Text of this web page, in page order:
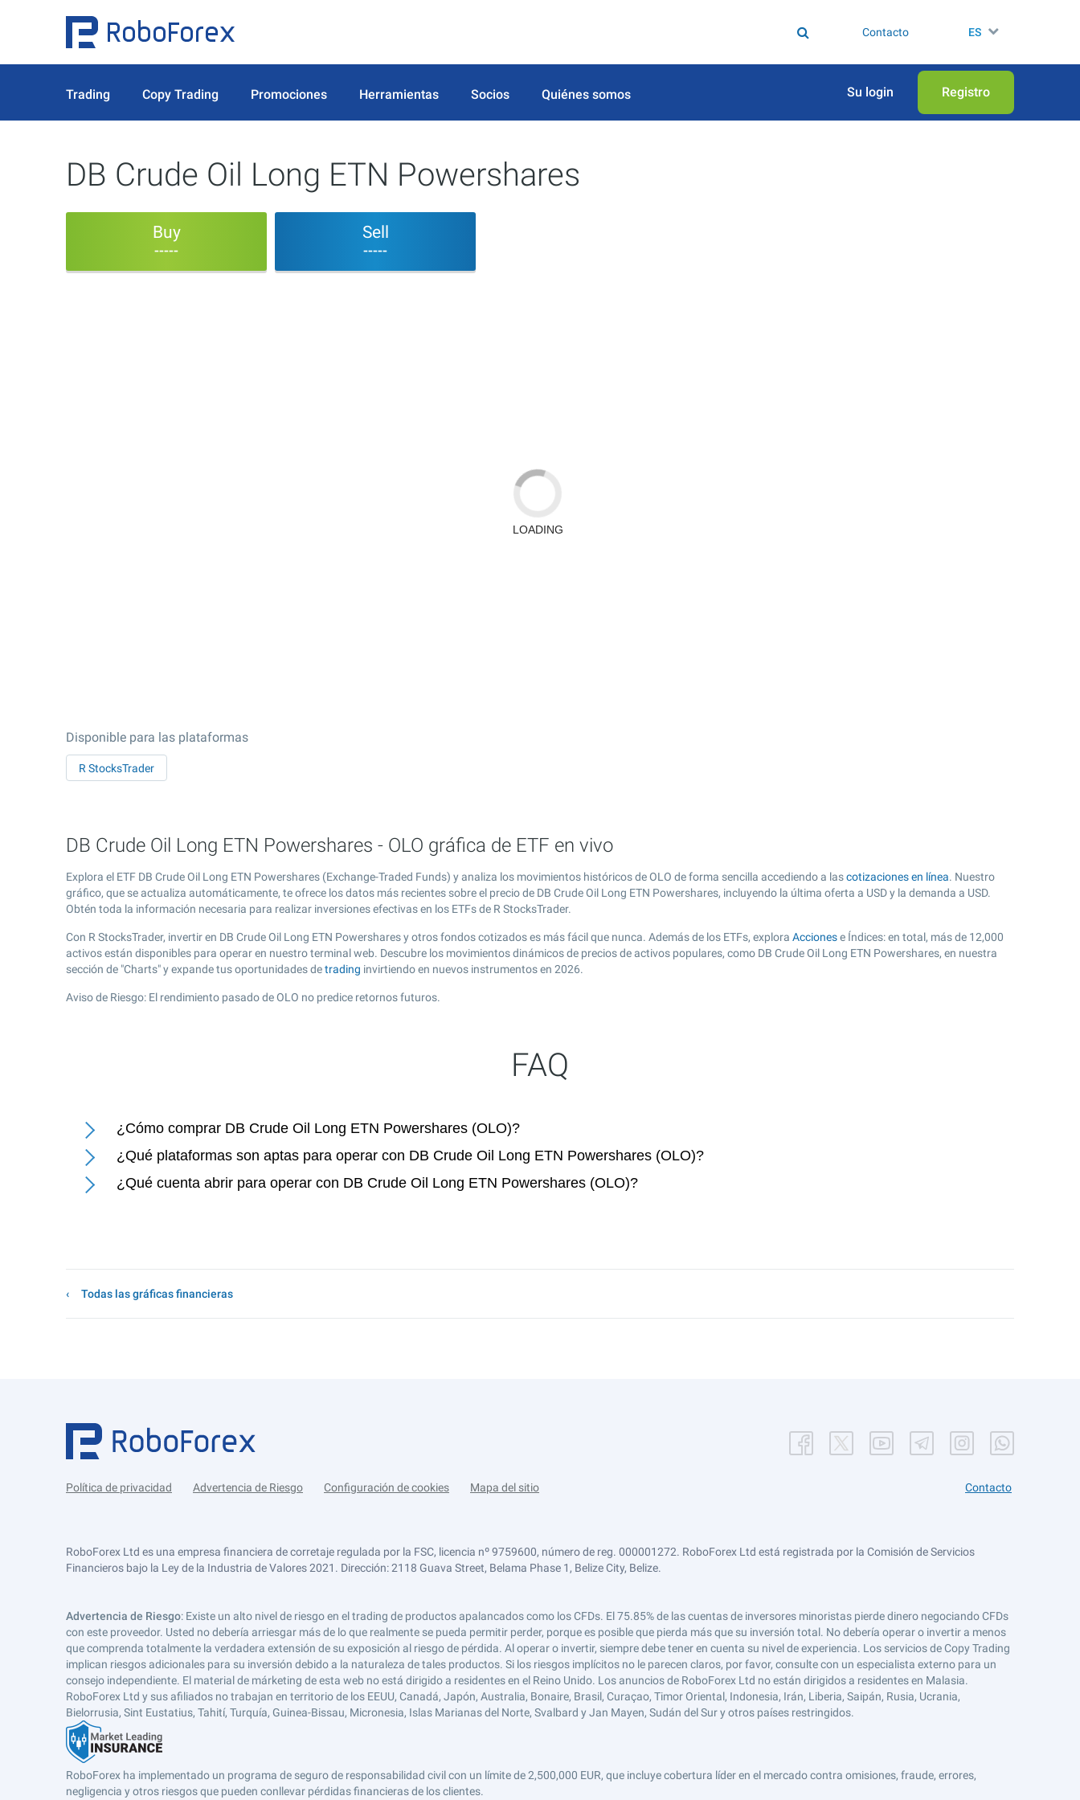
Contacto ES
Trading Copy Trading Promociones Herramientas Socios Quiénes somos Su login Registro
DB Crude Oil Long ETN Powershares
Buy
-----
Sell
-----
Disponible para las plataformas
R StocksTrader
DB Crude Oil Long ETN Powershares - OLO gráfica de ETF en vivo
Explora el ETF DB Crude Oil Long ETN Powershares (Exchange-Traded Funds) y analiza los movimientos históricos de OLO de forma sencilla accediendo a lascotizaciones en línea. Nuestro
gráfico, que se actualiza automáticamente, te ofrece los datos más recientes sobre el precio de DB Crude Oil Long ETN Powershares, incluyendo la última oferta a USD y la demanda a USD.
Obtén toda la información necesaria para realizar inversiones efectivas en los ETFs de R StocksTrader.
Con R StocksTrader, invertir en DB Crude Oil Long ETN Powershares y otros fondos cotizados es más fácil que nunca. Además de los ETFs, explora Accionese Índices: en total, más de 12,000
activos están disponibles para operar en nuestro terminal web. Descubre los movimientos dinámicos de precios de activos populares, como DB Crude Oil Long ETN Powershares, en nuestra
sección de "Charts" y expande tus oportunidades detrading invirtiendo en nuevos instrumentos en 2026.
Aviso de Riesgo: El rendimiento pasado de OLO no predice retornos futuros.
FAQ
¿Cómo comprar DB Crude Oil Long ETN Powershares (OLO)?
¿Qué plataformas son aptas para operar con DB Crude Oil Long ETN Powershares (OLO)?
¿Qué cuenta abrir para operar con DB Crude Oil Long ETN Powershares (OLO)?
Todas las gráficas financieras
Política de privacidad Advertencia de Riesgo Configuración de cookies Mapa del sitio Contacto
RoboForex Ltd es una empresa financiera de corretaje regulada por la FSC, licencia nº 9759600, número de reg. 000001272. RoboForex Ltd está registrada por la Comisión de Servicios
Financieros bajo la Ley de la Industria de Valores 2021. Dirección: 2118 Guava Street, Belama Phase 1, Belize City, Belize.
Advertencia de Riesgo: Existe un alto nivel de riesgo en el trading de productos apalancados como los CFDs. El 75.85% de las cuentas de inversores minoristas pierde dinero negociando CFDs
con este proveedor. Usted no debería arriesgar más de lo que realmente se pueda permitir perder, porque es posible que pierda más que su inversión total. No debería operar o invertir a menos
que comprenda totalmente la verdadera extensión de su exposición al riesgo de pérdida. Al operar o invertir, siempre debe tener en cuenta su nivel de experiencia. Los servicios de Copy Trading
implican riesgos adicionales para su inversión debido a la naturaleza de tales productos. Si los riesgos implícitos no le parecen claros, por favor, consulte con un especialista externo para un
consejo independiente. El material de márketing de esta web no está dirigido a residentes en el Reino Unido. Los anuncios de RoboForex Ltd no están dirigidos a residentes en Malasia.
RoboForex Ltd y sus afiliados no trabajan en territorio de los EEUU, Canadá, Japón, Australia, Bonaire, Brasil, Curaçao, Timor Oriental, Indonesia, Irán, Liberia, Saipán, Rusia, Ucrania,
Bielorrusia, Sint Eustatius, Tahití, Turquía, Guinea-Bissau, Micronesia, Islas Marianas del Norte, Svalbard y Jan Mayen, Sudán del Sur y otros países restringidos.
RoboForex ha implementado un programa de seguro de responsabilidad civil con un límite de 2,500,000 EUR, que incluye cobertura líder en el mercado contra omisiones, fraude, errores,
negligencia y otros riesgos que pueden conllevar pérdidas financieras de los clientes.